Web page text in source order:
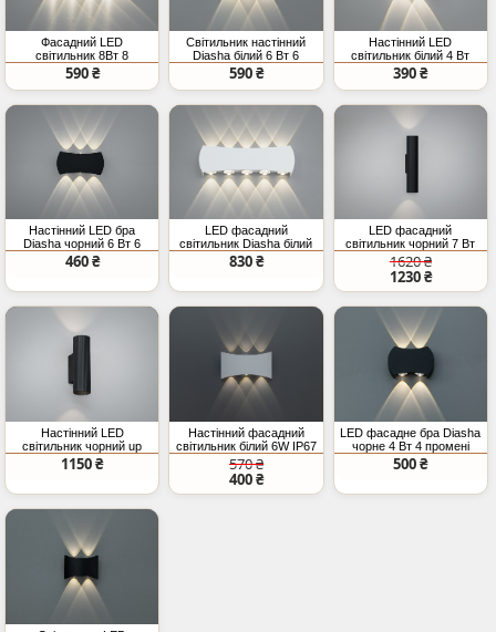
Фасадний LED
світильник 8Вт 8
променів білий
590 ₴
Світильник настінний
Diasha білий 6 Вт 6
променів
590 ₴
Настінний LED
світильник білий 4 Вт
вгору вниз
390 ₴
Настінний LED бра
Diasha чорний 6 Вт 6
променів
460 ₴
LED фасадний
світильник Diasha білий
10 Вт
830 ₴
LED фасадний
світильник чорний 7 Вт
ап-даун
1620 ₴
1230 ₴
Настінний LED
світильник чорний up
down 7 Вт
1150 ₴
Настінний фасадний
світильник білий 6W IP67
570 ₴
400 ₴
LED фасадне бра Diasha
чорне 4 Вт 4 промені
500 ₴